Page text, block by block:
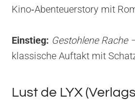
Kino‑Abenteuerstory mit
Einstieg: Gestohlene Rache
klassische Auftakt mit
Lust de LYX